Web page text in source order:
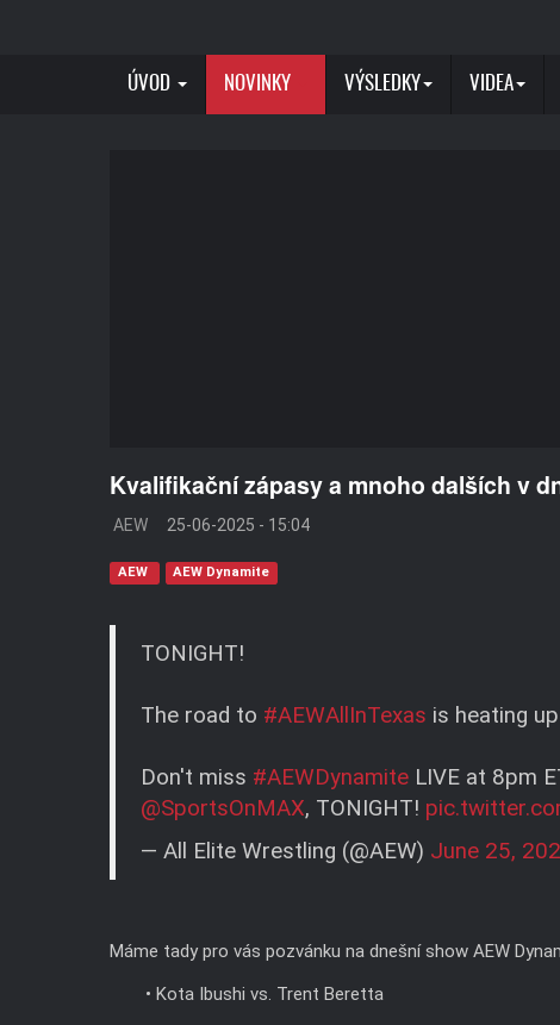
ÚVOD NOVINKY VÝSLEDKY VIDEA
Kvalifikační zápasy a mnoho dalších v
AEW 25-06-2025 - 15:04
AEW AEW Dynamite
TONIGHT!
The road to #AEWAllInTexas is heating
Don't miss #AEWDynamite LIVE at 8pm
@SportsOnMAX, TONIGHT!
— All Elite Wrestling (@AEW) June 25,
Máme tady pro vás pozvánku na dnešní show AEW
• Kota Ibushi vs. Trent Beretta